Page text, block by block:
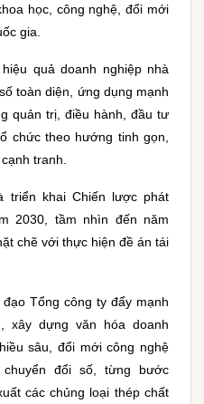
học, công nghệ, đổi mới
gia.
quả doanh nghiệp nhà
toàn diện, ứng dụng mạnh
quản trị, điều hành, đầu tư
chức theo hướng tinh gọn,
tranh.
triển khai Chiến lược phát
2030, tầm nhìn đến năm
chẽ với thực hiện đề án tái
Tổng công ty đẩy mạnh
xây dựng văn hóa doanh
sâu, đổi mới công nghệ
đổi số, từng bước
các chủng loại thép chất